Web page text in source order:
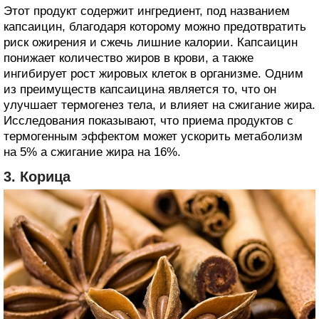
Этот продукт содержит ингредиент, под названием
капсаицин, благодаря которому можно предотвратить
риск ожирения и сжечь лишние калории. Капсаицин
понижает количество жиров в крови, а также
ингибирует рост жировых клеток в организме. Одним
из преимуществ капсаицина является то, что он
улучшает термогенез тела, и влияет на сжигание жира.
Исследования показывают, что приема продуктов с
термогенным эффектом может ускорить метаболизм
на 5% а сжигание жира на 16%.
3. Корица